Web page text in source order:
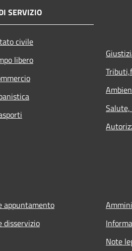
SERVIZIO
civile
libero
Salute,
appuntamento
disservizio
Note